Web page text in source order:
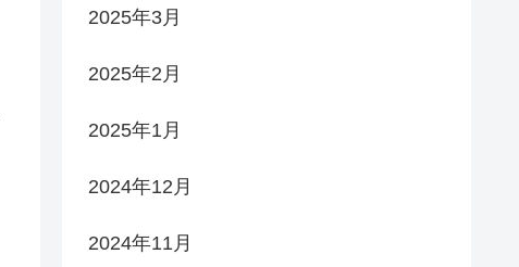
2025年3月
2025年2月
2025年1月
2024年12月
2024年11月